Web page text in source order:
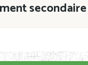
MINESEC/CAB du